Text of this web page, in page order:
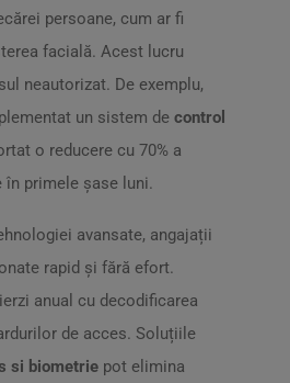
persoane, cum ar fi
facială. Acest lucru
neautorizat. De exemplu,
un sistem de control
o reducere cu 70% a
primele șase luni.
avansate, angajații
rapid și fără efort.
anual cu decodificarea
de acces. Soluțiile
si biometrie pot elimina